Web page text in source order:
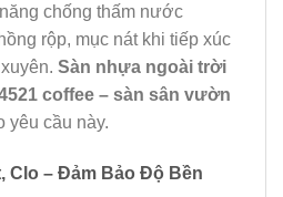
chống thấm nước
rộp, mục nát khi tiếp xúc
Sàn nhựa ngoài trời
coffee – sàn sân vườn
yêu cầu này.
Clo – Đảm Bảo Độ Bền